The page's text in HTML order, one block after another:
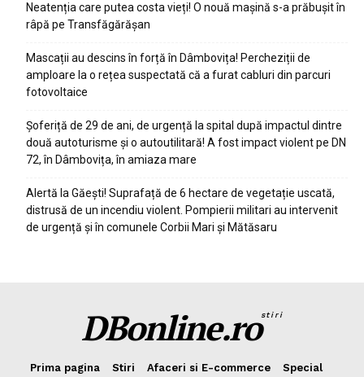
Neatenția care putea costa vieți! O nouă mașină s-a prăbușit în
râpă pe Transfăgărășan
Mascații au descins în forță în Dâmbovița! Percheziții de
amploare la o rețea suspectată că a furat cabluri din parcuri
fotovoltaice
Șoferiță de 29 de ani, de urgență la spital după impactul dintre
două autoturisme și o autoutilitară! A fost impact violent pe DN
72, în Dâmbovița, în amiaza mare
Alertă la Găești! Suprafață de 6 hectare de vegetație uscată,
distrusă de un incendiu violent. Pompierii militari au intervenit
de urgență și în comunele Corbii Mari și Mătăsaru
DBonline.rostiri
Prima pagina Stiri Afaceri si E-commerce
Special